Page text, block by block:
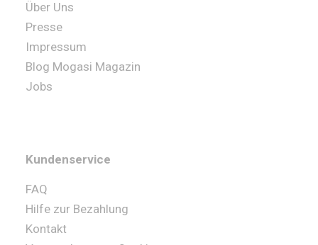
Über Uns
Presse
Impressum
Blog Mogasi Magazin
Jobs
Kundenservice
FAQ
Hilfe zur Bezahlung
Kontakt